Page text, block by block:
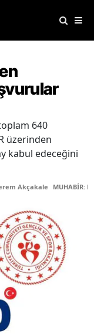
640
üzerinden
kabul edeceğini
Akçakale MUHABİR: